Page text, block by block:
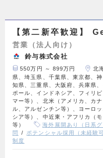
【第二新卒歓迎】
営業（法人向け）
鈴与株式会社
550万円 ～ 899万円
北
県、埼玉県、千葉県、東京都、
知県、三重県、大阪府、兵庫県
ポール、インドネシア、フィリ
マー等）、北米（アメリカ、カ
ル、アルゼンチン等）、ヨーロ
シア等）、中近東・アフリカ（
等）
海外展開あり（日系グ
問
ポテンシャル採用（未経験可
制度